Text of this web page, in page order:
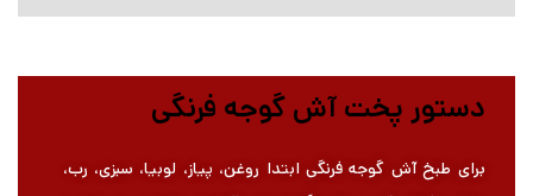
دستور پخت آش گوجه فرنگی
برای طبخ آش گوجه فرنگی ابتدا روغن، پیاز، لوبیا، سبزی، رب،